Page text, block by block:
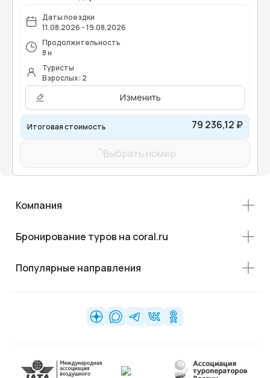
Даты поездки
11.08.2026 - 19.08.2026
Продолжительность
8 н
Туристы
Взрослых: 2
Изменить
Итоговая стоимость 79 236,12 ₽
Выбрать номер
Компания
Бронирование туров на coral.ru
Популярные направления